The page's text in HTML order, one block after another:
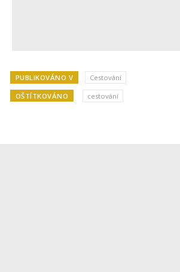
PUBLIKOVÁNO V Cestování
OŠTÍTKOVÁNO cestování